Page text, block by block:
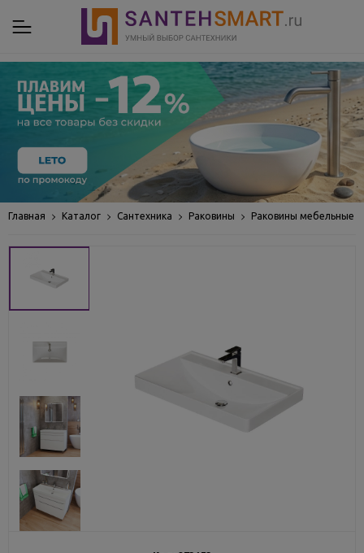
Главная Каталог Сантехника Раковины Раковины мебельные